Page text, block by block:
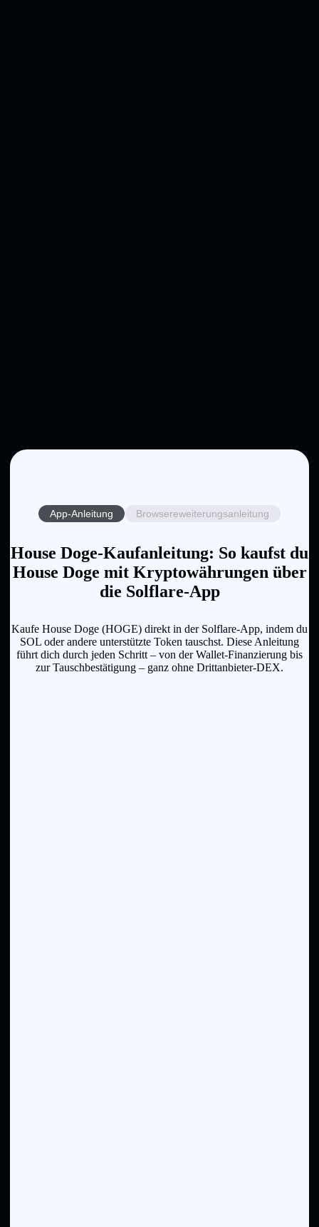
App-Anleitung Browsereweiterungsanleitung
House Doge-Kaufanleitung: So kaufst du
House Doge mit Kryptowährungen über
die Solflare-App
Kaufe House Doge (HOGE) direkt in der Solflare-App, indem du
SOL oder andere unterstützte Token tauschst. Diese Anleitung
führt dich durch jeden Schritt – von der Wallet-Finanzierung bis
zur Tauschbestätigung – ganz ohne Drittanbieter-DEX.